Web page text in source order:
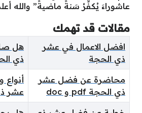
عاشوراءَ يُكفِّرُ سَنةً ماضيةً” والله
مقالات قد تهمك
افضل الاعمال في عشر
ذي الحجة
هل
ذي
محاضرة عن فضل عشر
ذي الحجة pdf و doc
أنواع
عشر